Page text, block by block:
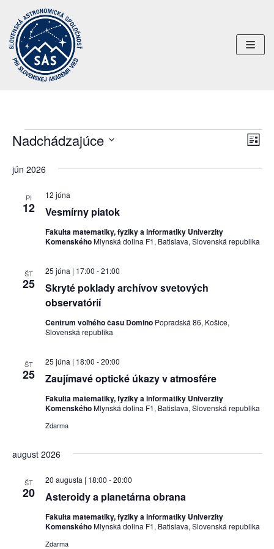
Preskočiť
na
obsah
Nadchádzajúce
dátum.
jún 2026
PI
12 Vesmírny piatok
12 júna
Fakulta matematiky, fyziky a informatiky Univerzity
KomenskéhoMlynská dolina F1, Batislava, Slovenská republika
ŠT
25
Skryté poklady archívov svetových
observatórií
25 júna | 17:00 -21:00
Centrum voľného času Domino Popradská 86, Košice,
Slovenská republika
ŠT
25 Zaujímavé optické úkazy v atmosfére
25 júna | 18:00 -20:00
Fakulta matematiky, fyziky a informatiky Univerzity
KomenskéhoMlynská dolina F1, Batislava, Slovenská republika
Zdarma
august 2026
ŠT
20 Asteroidy a planetárna obrana
20 augusta | 18:00 -20:00
Fakulta matematiky, fyziky a informatiky Univerzity
KomenskéhoMlynská dolina F1, Batislava, Slovenská republika
Zdarma